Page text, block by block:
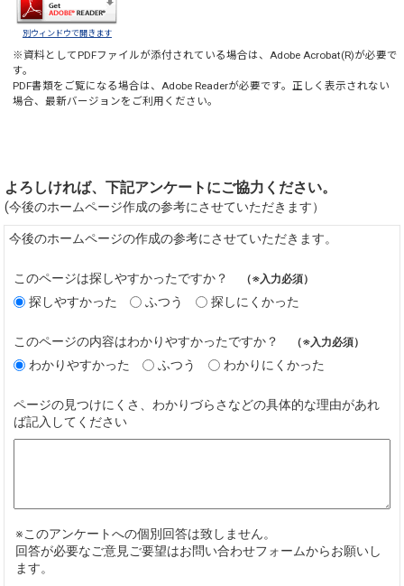
別ウィンドウで開きます
※資料としてPDFファイルが添付されている場合は、 Adobe Acrobat(R)が必要で
す。
PDF書類をご覧になる場合は、 Adobe Readerが必要です。正しく表示されない
場合、最新バージョンをご利用ください。